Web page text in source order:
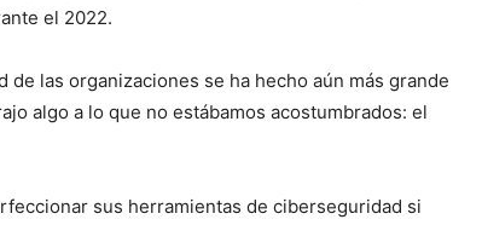
el 2022.
de las organizaciones se ha hecho aún más grande
algo a lo que no estábamos acostumbrados: el
sus herramientas de ciberseguridad si